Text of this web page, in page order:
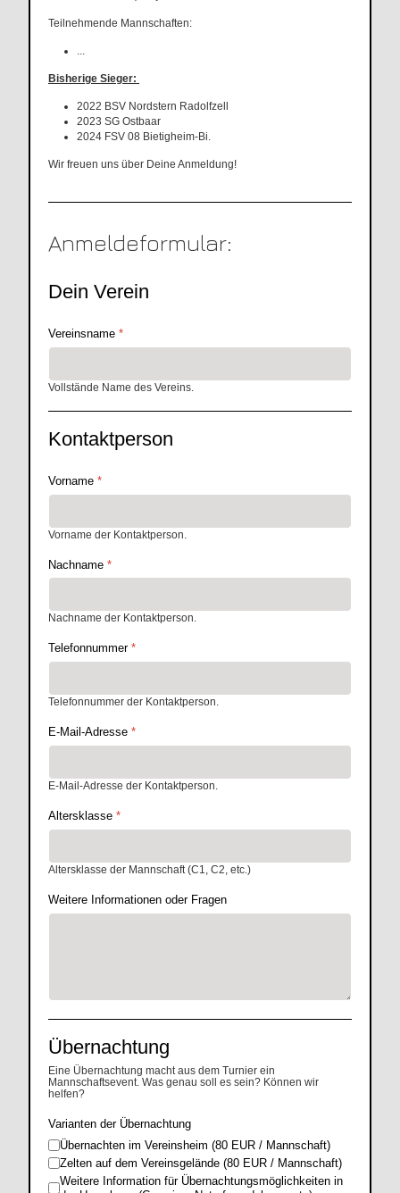
Teilnehmende Mannschaften:
Bisherige Sieger:
2022 BSV Nordstern Radolfzell
2023 SG Ostbaar
2024 FSV 08 Bietigheim-Bi.
Wir freuen uns über Deine Anmeldung!
Anmeldeformular:
Dein Verein
Vereinsname *
Vollstände Name des Vereins.
Kontaktperson
Vorname *
Vorname der Kontaktperson.
Nachname *
Nachname der Kontaktperson.
Telefonnummer *
Telefonnummer der Kontaktperson.
E-Mail-Adresse *
E-Mail-Adresse der Kontaktperson.
Altersklasse *
Altersklasse der Mannschaft (C1, C2, etc.)
Weitere Informationen oder Fragen
Übernachtung
Eine Übernachtung macht aus dem Turnier ein
Mannschaftsevent. Was genau soll es sein? Können wir
helfen?
Varianten der Übernachtung
Übernachten im Vereinsheim (80 EUR / Mannschaft)
Zelten auf dem Vereinsgelände (80 EUR / Mannschaft)
Weitere Information für Übernachtungsmöglichkeiten in